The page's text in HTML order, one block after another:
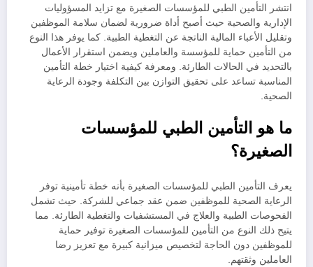
انتشر التأمين الطبي للمؤسسات الصغيرة مع تزايد المسؤوليات
الإدارية والصحية حيث أصبح أداة ضرورية لضمان سلامة الموظفين
وتقليل الأعباء المالية الناتجة عن التغطية الطبية. كما يوفر هذا النوع
من التأمين حماية للمؤسسة والعاملين ويضمن استقرار الأعمال
بالتحديد في الحالات الطارئة. ومعرفة كيفية اختيار خطة التأمين
المناسبة تساعد على تحقيق التوازن بين التكلفة وجودة الرعاية
الصحية.
ما هو التأمين الطبي للمؤسسات
الصغيرة؟
يعرف التأمين الطبي للمؤسسات الصغيرة بأنه خطة تأمينية توفر
الرعاية الصحية للموظفين ضمن عقد جماعي للشركة. حيث تشمل
الفحوصات الطبية والعلاج في المستشفيات والتغطية الطارئة. مما
يتيح ذلك النوع من التأمين للمؤسسات الصغيرة توفير حماية
للموظفين دون الحاجة لتخصيص ميزانية كبيرة مع تعزيز رضا
العاملين وثقتهم.